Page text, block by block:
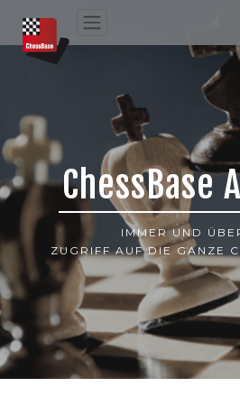
ChessBase
IMMER UND
ZUGRIFF AUF DIE GANZE